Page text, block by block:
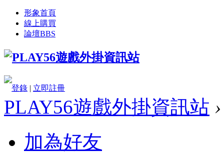
形象首頁
線上購買
論壇BBS
登錄 | 立即註冊
PLAY56遊戲外掛資訊站 ›
加為好友